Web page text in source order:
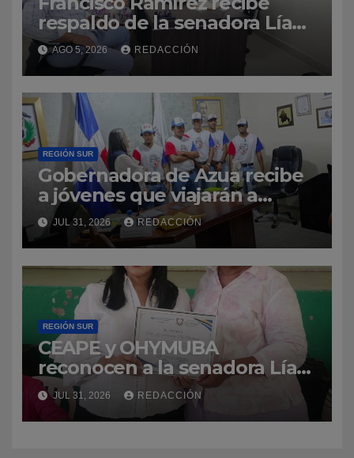
respaldo de la senadora Lía
Díaz para fortalecer la UASD-
Azua
AGO 5, 2026 REDACCIÓN
REGIÓN SUR
Gobernadora de Azua recibe
a jóvenes que viajarán a
estudiar y jugar béisbol en
EE.UU.
JUL 31, 2026 REDACCIÓN
REGIÓN SUR
CEAPE y OHYMUBA
reconocen a la senadora Lía
Díaz y a otras destacadas
personalidades azuanas por
su respaldo al Programa de
JUL 31, 2026 REDACCIÓN